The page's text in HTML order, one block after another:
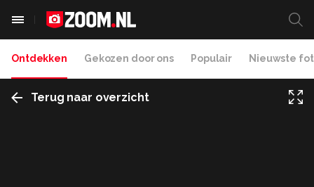
Ontdekken Gekozen door ons Populair Nieuwste
Terug naar overzicht